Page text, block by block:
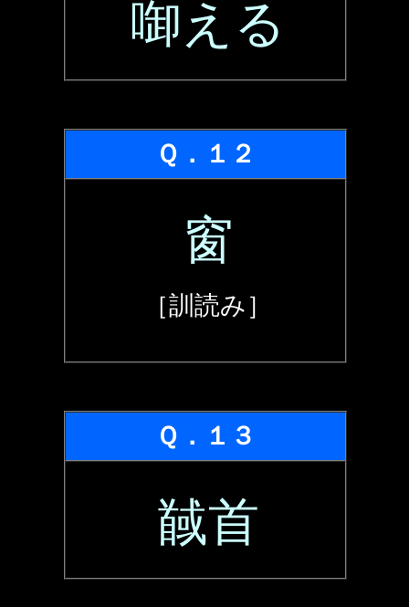
啣える
Ｑ．１２
窗
［訓読み］
Ｑ．１３
馘首